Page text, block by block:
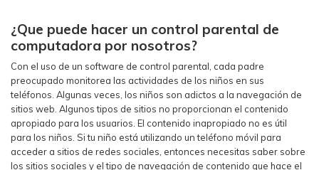
¿Que puede hacer un control parental de
computadora por nosotros?
Con el uso de un software de control parental, cada padre
preocupado monitorea las actividades de los niños en sus
teléfonos. Algunas veces, los niños son adictos a la navegación de
sitios web. Algunos tipos de sitios no proporcionan el contenido
apropiado para los usuarios. El contenido inapropiado no es útil
para los niños. Si tu niño está utilizando un teléfono móvil para
acceder a sitios de redes sociales, entonces necesitas saber sobre
los sitios sociales y el tipo de navegación de contenido que hace el